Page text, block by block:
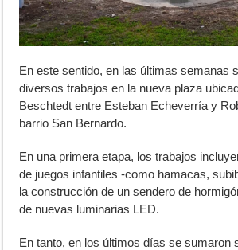
En este sentido, en las últimas semanas
diversos trabajos en la nueva plaza
Beschtedt entre Esteban Echeverría y
barrio San Bernardo.
En una primera etapa, los trabajos
de juegos infantiles -como hamacas,
la construcción de un sendero de
de nuevas luminarias LED.
En tanto, en los últimos días se sumaron